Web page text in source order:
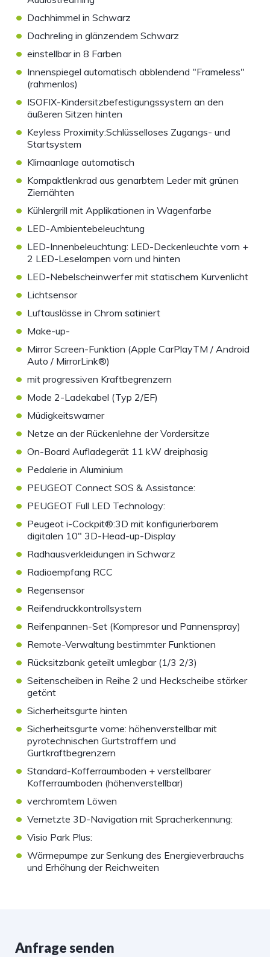
• Dachhimmel in Schwarz
• Dachreling in glänzendem Schwarz
• einstellbar in 8 Farben
• Innenspiegel automatisch abblendend "Frameless"
(rahmenlos)
• ISOFIX-Kindersitzbefestigungssystem an den
äußeren Sitzen hinten
• Keyless Proximity:Schlüsselloses Zugangs- und
Startsystem
• Klimaanlage automatisch
• Kompaktlenkrad aus genarbtem Leder mit grünen
Ziernähten
• Kühlergrill mit Applikationen in Wagenfarbe
• LED-Ambientebeleuchtung
• LED-Innenbeleuchtung: LED-Deckenleuchte vorn +
2 LED-Leselampen vorn und hinten
• LED-Nebelscheinwerfer mit statischem Kurvenlicht
• Lichtsensor
• Luftauslässe in Chrom satiniert
• Make-up-
• Mirror Screen-Funktion (Apple CarPlayTM / Android
Auto / MirrorLink®)
• mit progressiven Kraftbegrenzern
• Mode 2-Ladekabel (Typ 2/EF)
• Müdigkeitswarner
• Netze an der Rückenlehne der Vordersitze
• On-Board Aufladegerät 11 kW dreiphasig
• Pedalerie in Aluminium
• PEUGEOT Connect SOS & Assistance:
• PEUGEOT Full LED Technology:
• Peugeot i-Cockpit®:3D mit konfigurierbarem
digitalen 10" 3D-Head-up-Display
• Radhausverkleidungen in Schwarz
• Radioempfang RCC
• Regensensor
• Reifendruckkontrollsystem
• Reifenpannen-Set (Kompresor und Pannenspray)
• Remote-Verwaltung bestimmter Funktionen
• Rücksitzbank geteilt umlegbar (1/3 2/3)
• Seitenscheiben in Reihe 2 und Heckscheibe stärker
getönt
• Sicherheitsgurte hinten
• Sicherheitsgurte vorne: höhenverstellbar mit
pyrotechnischen Gurtstraffern und
Gurtkraftbegrenzern
• Standard-Kofferraumboden + verstellbarer
Kofferraumboden (höhenverstellbar)
• verchromtem Löwen
• Vernetzte 3D-Navigation mit Spracherkennung:
• Visio Park Plus:
• Wärmepumpe zur Senkung des Energieverbrauchs
und Erhöhung der Reichweiten
Anfrage senden